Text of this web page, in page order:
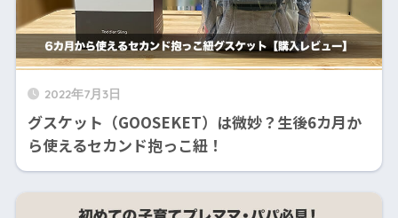
2022年7月3日
グスケット（GOOSEKET）は微妙？生後6カ月か
ら使えるセカンド抱っこ紐！